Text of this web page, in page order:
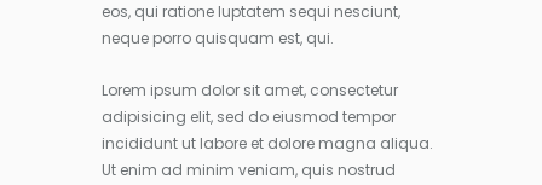
eos, qui ratione luptatem sequi nesciunt,
neque porro quisquam est, qui.
Lorem ipsum dolor sit amet, consectetur
adipisicing elit, sed do eiusmod tempor
incididunt ut labore et dolore magna aliqua.
Ut enim ad minim veniam, quis nostrud